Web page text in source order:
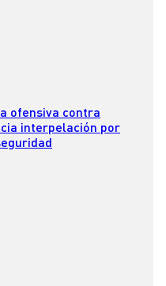
ofensiva contra
interpelación por